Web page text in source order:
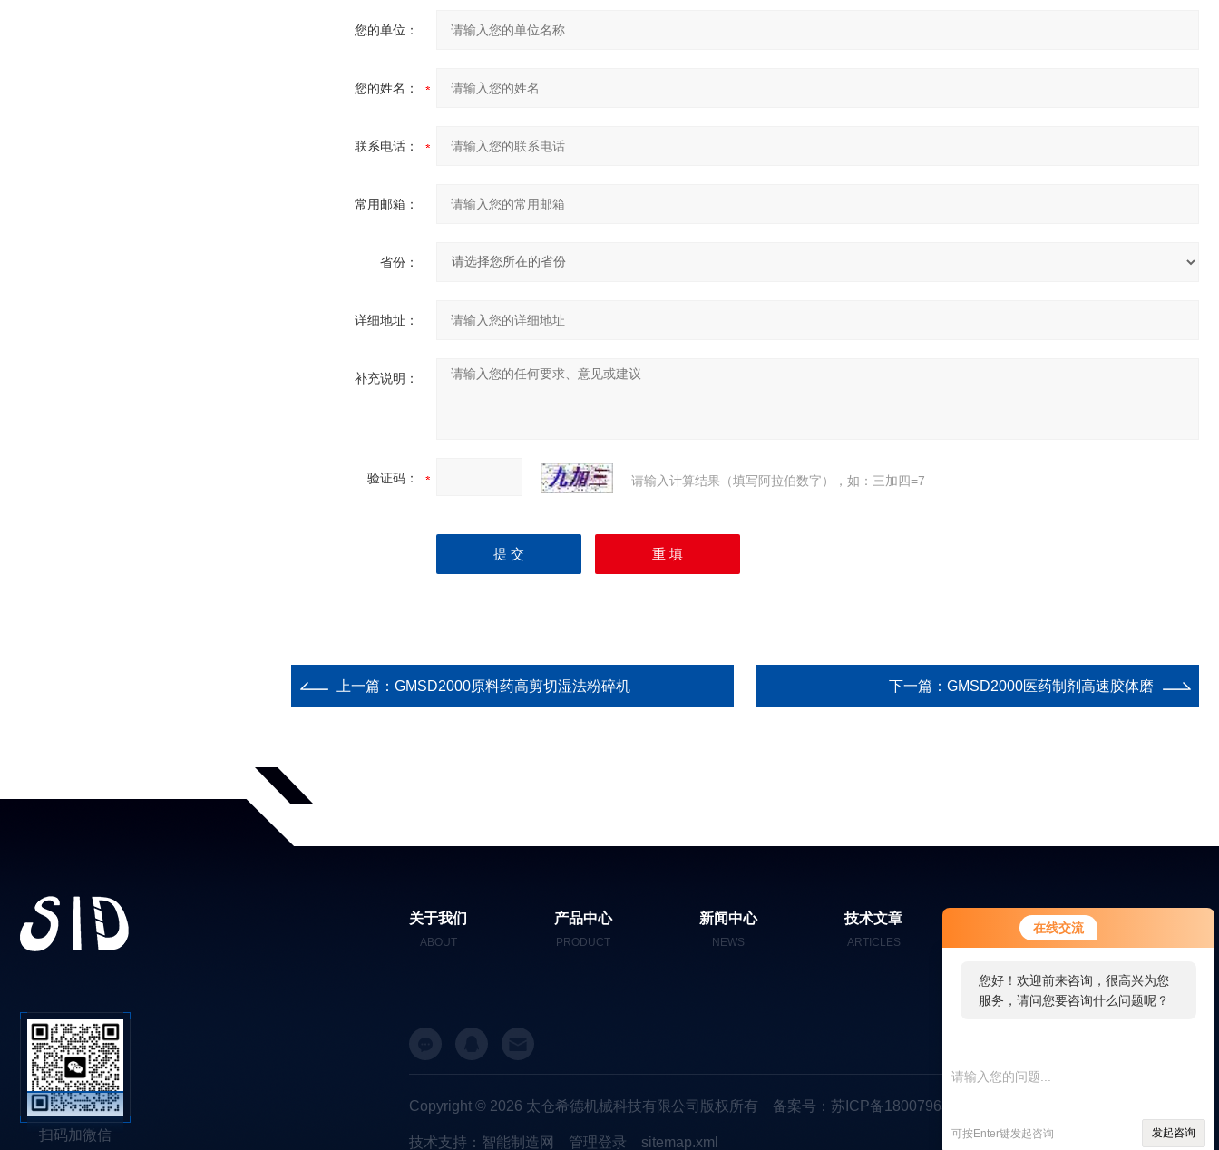
在线交流
您好！欢迎前来咨询，很高兴为您
服务，请问您要咨询什么问题呢？
您好，看您停留很久了，是否找到
了需求产品，您可以直接在线与我
可按Enter键发起咨询 发起咨询
您的单位：
您的姓名：
联系电话：
常用邮箱：
省份：
详细地址：
补充说明：
验证码： 请输入计算结果（填写阿拉伯数字），如：三加四=7
上一篇： GMSD2000原料药高剪切湿法粉碎机 下一篇： GMSD2000医药制剂高速胶体磨
扫码加微信
关于我们
ABOUT
产品中心
PRODUCT
新闻中心
NEWS
技术文章
ARTICLES
在线留言
MESSAGES
Copyright © 2026 太仓希德机械科技有限公司版权所有 备案号：苏ICP备18007963号-1
技术支持： 智能制造网 管理登录 sitemap.xml